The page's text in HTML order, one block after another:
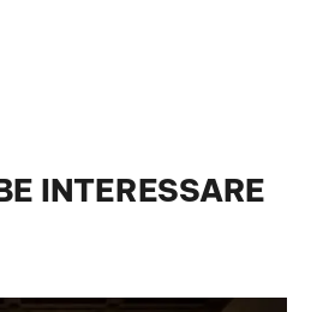
INTERESSARE